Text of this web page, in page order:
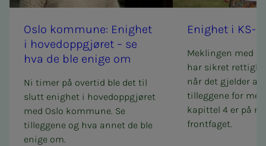
Oslo kom­­­mu­­­ne: Enig­het
i ho­ved­­­opp­­­gjø­ret – se
hva de ble eni­­­ge om
Ni timer på overtid ble det til
slutt enighet i hovedoppgjøret
med Oslo kommune. Se
tilleggene og hva annet de ble
enige om.
Enig­het i KS-
Meklingen med
har sikret
når det gjelder
tilleggene for
kapittel 4 er på
frontfaget.